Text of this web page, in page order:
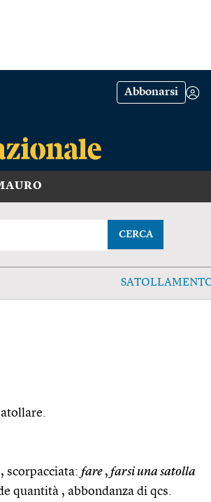
Abbonarsi
CERCA
scorpacciata: fare, farsi una satolla
quantità , abbondanza di qcs.